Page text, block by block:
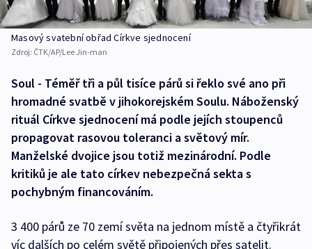
Masový svatební obřad Církve sjednocení
Zdroj: ČTK/AP/Lee Jin-man
Soul - Téměř tři a půl tisíce párů si řeklo své ano při
hromadné svatbě v jihokorejském Soulu. Náboženský
rituál Církve sjednocení má podle jejích stoupenců
propagovat rasovou toleranci a světový mír.
Manželské dvojice jsou totiž mezinárodní. Podle
kritiků je ale tato církev nebezpečná sekta s
pochybným financováním.
3 400 párů ze 70 zemí světa na jednom místě a čtyřikrát
víc dalších po celém světě připojených přes satelit.